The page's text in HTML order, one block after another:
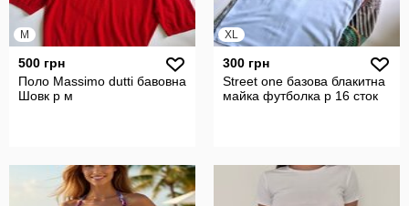
M
500 грн
Поло Massimo dutti бавовна
Шовк р м
XL
300 грн
Street one базова блакитна
майка футболка р 16 сток